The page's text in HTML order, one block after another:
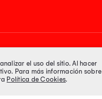
el uso del sitio. Al hacer
Para más información sobre
Política de Cookies.